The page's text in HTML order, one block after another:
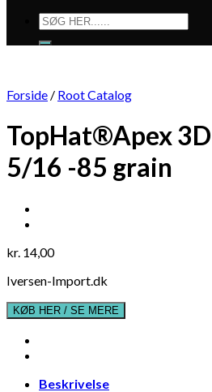
Søg
efter:
Forside / Root Catalog
TopHat®Apex
5/16 -85 grain
kr. 14,00
Iversen-Import.dk
KØB HER / SE MERE
Beskrivelse